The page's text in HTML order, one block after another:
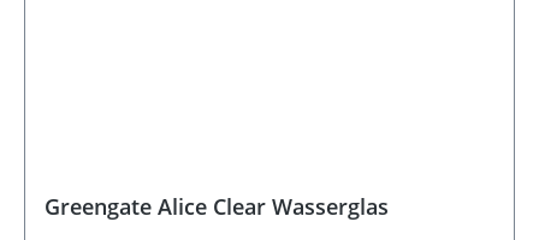
Greengate Alice Clear Wasserglas